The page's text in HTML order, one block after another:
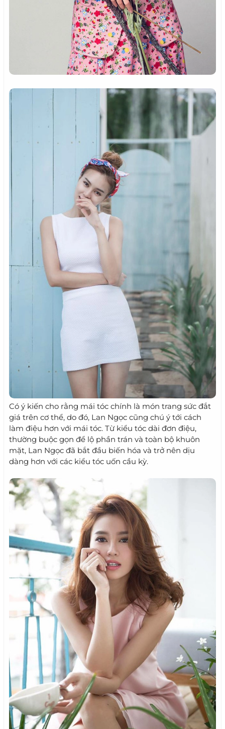
Có ý kiến cho rằng mái tóc chính là món trang sức đắt
giá trên cơ thể, do đó, Lan Ngọc cũng chú ý tới cách
làm điệu hơn với mái tóc. Từ kiểu tóc dài đơn điệu,
thường buộc gọn để lộ phần trán và toàn bộ khuôn
mặt, Lan Ngọc đã bắt đầu biến hóa và trở nên dịu
dàng hơn với các kiểu tóc uốn cầu kỳ.